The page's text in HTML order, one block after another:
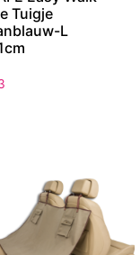
Tuigje
L